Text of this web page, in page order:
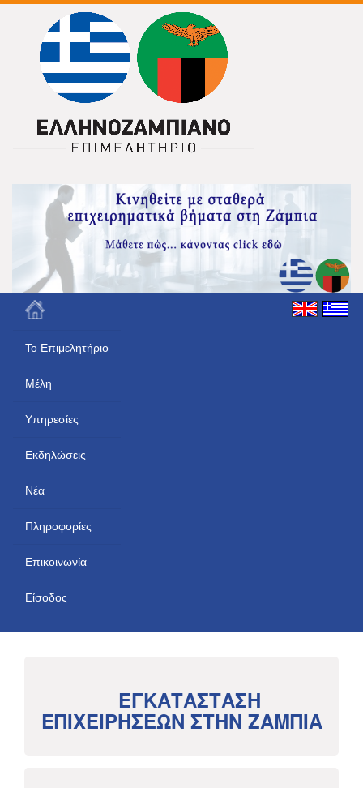
Το Eπιμελητήριο
Μέλη
Υπηρεσίες
Εκδηλώσεις
Νέα
Πληροφορίες
Επικοινωνία
Είσοδος
ΕΓΚΑΤΑΣΤΑΣΗ
ΕΠΙΧΕΙΡΗΣΕΩΝ ΣΤΗΝ ΖΑΜΠΙΑ